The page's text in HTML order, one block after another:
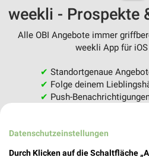
weekli - Prospekte
Alle OBI Angebote immer
weekli App für
✔ Standortgenaue
✔ Folge deinem
✔ Push-
JETZT LADEN UND
Datenschutzeinstellungen
Durch Klicken auf die Schaltfläche